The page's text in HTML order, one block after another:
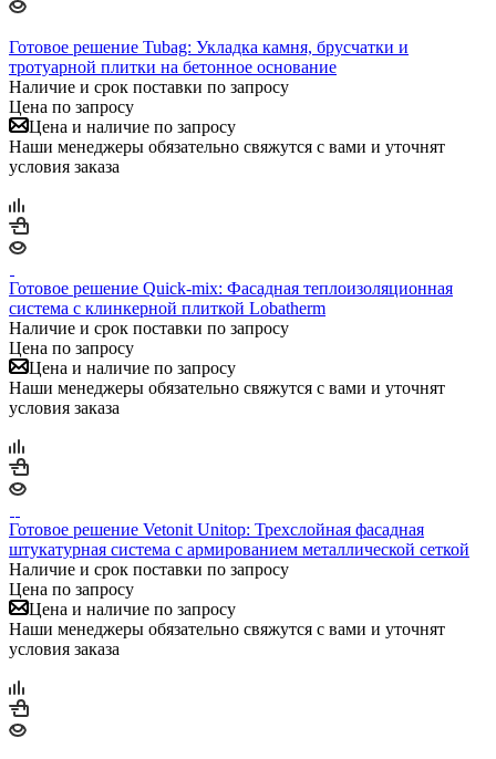
Готовое решение Tubag: Укладка камня, брусчатки и
тротуарной плитки на бетонное основание
Наличие и срок поставки по запросу
Цена по запросу
Цена и наличие по запросу
Наши менеджеры обязательно свяжутся с вами и уточнят
условия заказа
Готовое решение Quick-mix: Фасадная теплоизоляционная
система с клинкерной плиткой Lobatherm
Наличие и срок поставки по запросу
Цена по запросу
Цена и наличие по запросу
Наши менеджеры обязательно свяжутся с вами и уточнят
условия заказа
Готовое решение Vetonit Unitop: Трехслойная фасадная
штукатурная система c армированием металлической сеткой
Наличие и срок поставки по запросу
Цена по запросу
Цена и наличие по запросу
Наши менеджеры обязательно свяжутся с вами и уточнят
условия заказа